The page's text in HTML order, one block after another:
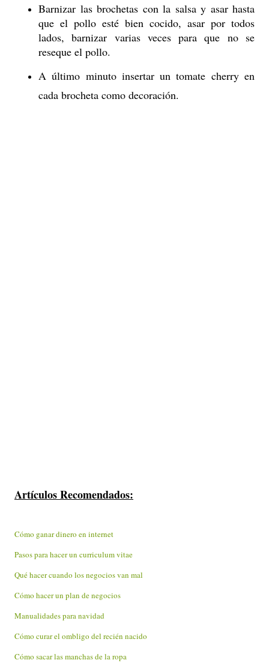
Barnizar las brochetas con la salsa y asar hasta
que el pollo esté bien cocido, asar por todos
lados, barnizar varias veces para que no se
reseque el pollo.
A último minuto insertar un tomate cherry en
cada brocheta como decoración.
Artículos Recomendados:
Cómo ganar dinero en internet
Pasos para hacer un curriculum vitae
Qué hacer cuando los negocios van mal
Cómo hacer un plan de negocios
Manualidades para navidad
Cómo curar el ombligo del recién nacido
Cómo sacar las manchas de la ropa